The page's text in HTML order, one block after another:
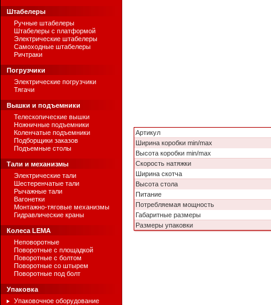
Штабелеры
Ручные штабелеры
Штабелеры с платформой
Электрические штабелеры
Самоходные штабелеры
Ричтраки
Погрузчики
Электрические погрузчики
Тягачи
Вышки и подъемники
Телескопические вышки
Ножничные подъемники
Коленчатые подъемники
Подборщики заказов
Подъемные столы
Тали и механизмы
Электрические тали
Шестеренчатые тали
Рычажные тали
Вагонетки
Монтажно-тяговые механизмы
Гидравлические краны
Колеса LEMA
Неповоротные
Поворотные с площадкой
Поворотные с болтом
Поворотные со штырем
Поворотные под болт
Упаковка
Упаковочное оборудование
Артикул
Ширина коробки min/max
Высота коробки min/max
Скорость натяжки
Ширина скотча
Высота стола
Питание
Потребляемая мощность
Габаритные размеры
Размеры упаковки